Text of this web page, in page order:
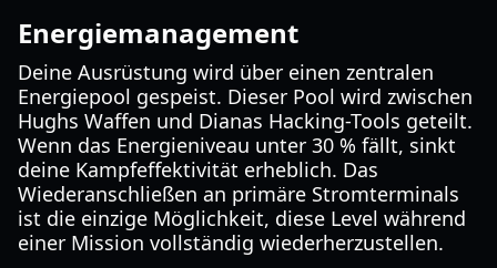
Energiemanagement
Deine Ausrüstung wird über einen zentralen
Energiepool gespeist. Dieser Pool wird zwischen
Hughs Waffen und Dianas Hacking-Tools geteilt.
Wenn das Energieniveau unter 30 % fällt, sinkt
deine Kampfeffektivität erheblich. Das
Wiederanschließen an primäre Stromterminals
ist die einzige Möglichkeit, diese Level während
einer Mission vollständig wiederherzustellen.